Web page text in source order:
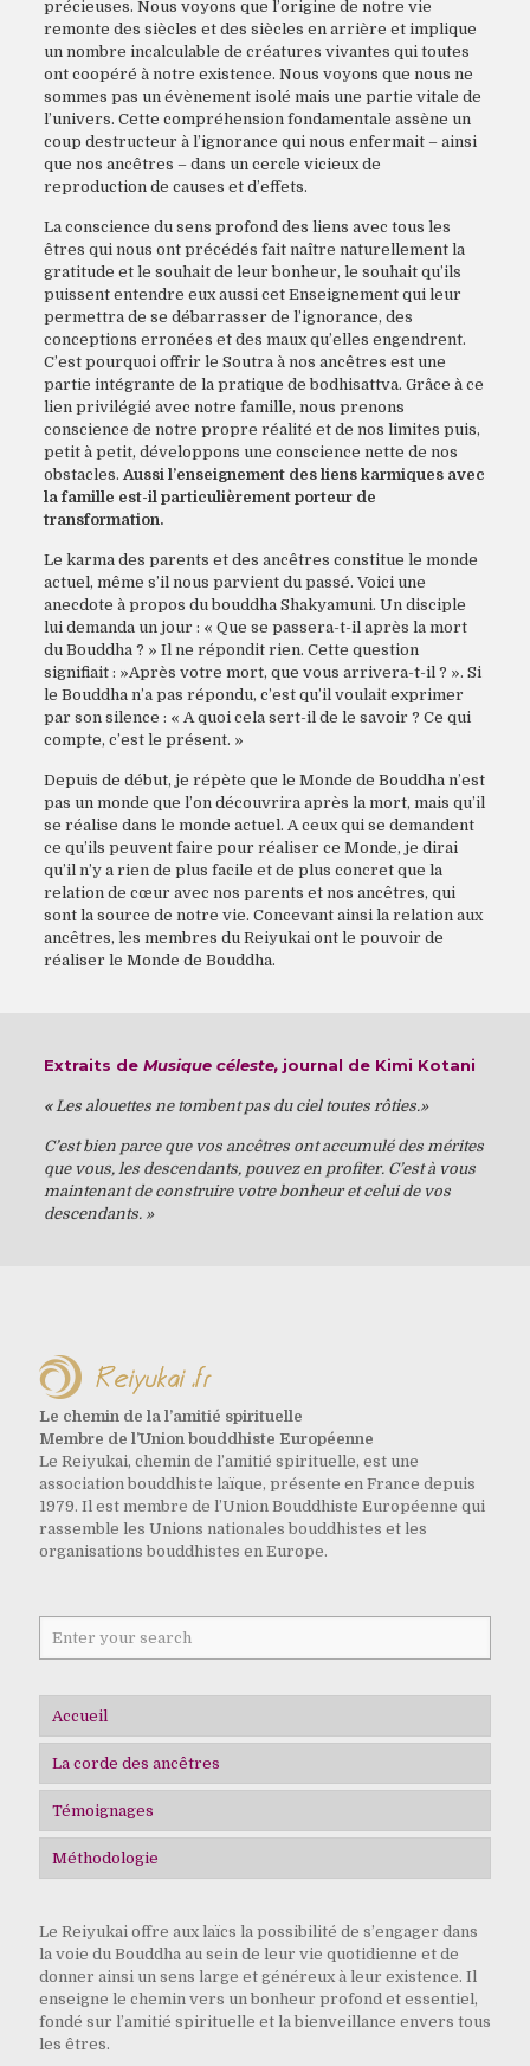
précieuses. Nous voyons que l’origine de notre vie
remonte des siècles et des siècles en arrière et implique
un nombre incalculable de créatures vivantes qui toutes
ont coopéré à notre existence. Nous voyons que nous ne
sommes pas un évènement isolé mais une partie vitale de
l’univers. Cette compréhension fondamentale assène un
coup destructeur à l’ignorance qui nous enfermait – ainsi
que nos ancêtres – dans un cercle vicieux de
reproduction de causes et d’effets.
La conscience du sens profond des liens avec tous les
êtres qui nous ont précédés fait naître naturellement la
gratitude et le souhait de leur bonheur, le souhait qu’ils
puissent entendre eux aussi cet Enseignement qui leur
permettra de se débarrasser de l’ignorance, des
conceptions erronées et des maux qu’elles engendrent.
C’est pourquoi offrir le Soutra à nos ancêtres est une
partie intégrante de la pratique de bodhisattva. Grâce à ce
lien privilégié avec notre famille, nous prenons
conscience de notre propre réalité et de nos limites puis,
petit à petit, développons une conscience nette de nos
obstacles.Aussi l’enseignement des liens karmiques avec
la famille est-il particulièrement porteur de
transformation.
Le karma des parents et des ancêtres constitue le monde
actuel, même s’il nous parvient du passé. Voici une
anecdote à propos du bouddha Shakyamuni. Un disciple
lui demanda un jour : « Que se passera-t-il après la mort
du Bouddha ? » Il ne répondit rien. Cette question
signifiait : »Après votre mort, que vous arrivera-t-il ? ». Si
le Bouddha n’a pas répondu, c’est qu’il voulait exprimer
par son silence : « A quoi cela sert-il de le savoir ? Ce qui
compte, c’est le présent. »
Depuis de début, je répète que le Monde de Bouddha n’est
pas un monde que l’on découvrira après la mort, mais qu’il
se réalise dans le monde actuel. A ceux qui se demandent
ce qu’ils peuvent faire pour réaliser ce Monde, je dirai
qu’il n’y a rien de plus facile et de plus concret que la
relation de cœur avec nos parents et nos ancêtres, qui
sont la source de notre vie. Concevant ainsi la relation aux
ancêtres, les membres du Reiyukai ont le pouvoir de
réaliser le Monde de Bouddha.
Extraits de Musique céleste, journal de Kimi Kotani
«Les alouettes ne tombent pas du ciel toutes rôties.»
C’est bien parce que vos ancêtres ont accumulé des mérites
que vous, les descendants, pouvez en profiter. C’est à vous
maintenant de construire votre bonheur et celui de vos
descendants. »
Le chemin de la l’amitié spirituelle
Membre de l’Union bouddhiste Européenne
Le Reiyukai, chemin de l’amitié spirituelle, est une
association bouddhiste laïque, présente en France depuis
1979. Il est membre de l’Union Bouddhiste Européenne qui
rassemble les Unions nationales bouddhistes et les
organisations bouddhistes en Europe.
Accueil
La corde des ancêtres
Le Soutra du lotus & Chant d’aspiration
Réalisons le monde de Boudha
Témoignages
Méthodologie
Outils
Le Reiyukai offre aux laïcs la possibilité de s’engager dans
la voie du Bouddha au sein de leur vie quotidienne et de
donner ainsi un sens large et généreux à leur existence. Il
enseigne le chemin vers un bonheur profond et essentiel,
fondé sur l’amitié spirituelle et la bienveillance envers tous
les êtres.